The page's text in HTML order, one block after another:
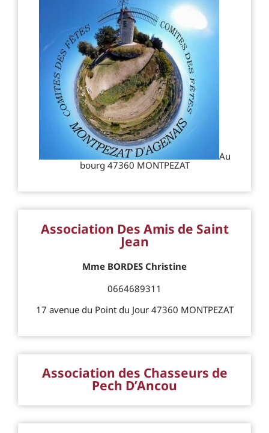
Au
bourg 47360 MONTPEZAT
Association Des Amis de Saint
Jean
Mme BORDES Christine
0664689311
17 avenue du Point du Jour 47360 MONTPEZAT
Association des Chasseurs de
Pech D’Ancou